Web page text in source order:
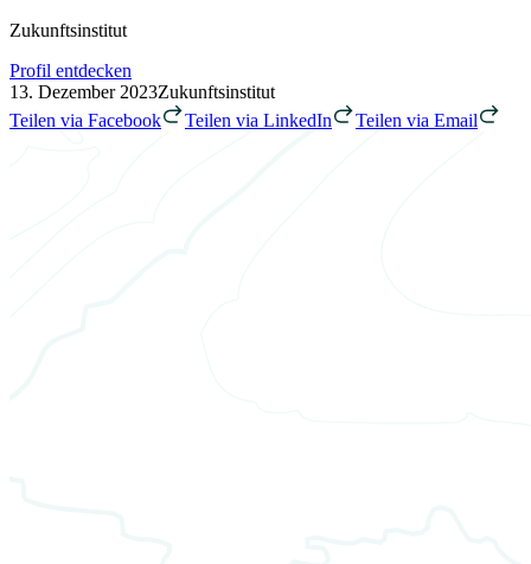
Zukunftsinstitut
Profil entdecken
13. Dezember 2023Zukunftsinstitut
Teilen via Facebook
Teilen via LinkedIn Teilen via Email